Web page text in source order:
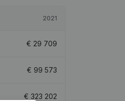
2021
€ 29 709
€ 99 573
€ 323 202